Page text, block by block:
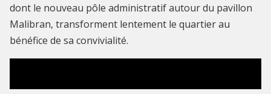
dont le nouveau pôle administratif autour du pavillon
Malibran, transforment lentement le quartier au
bénéfice de sa convivialité.